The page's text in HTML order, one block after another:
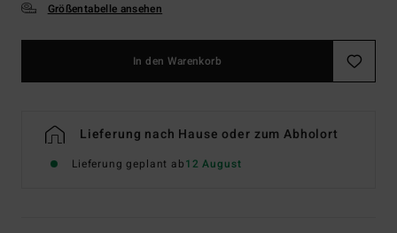
Größentabelle ansehen
In den Warenkorb
Lieferung nach Hause oder zum Abholort
Lieferung geplant ab12 August